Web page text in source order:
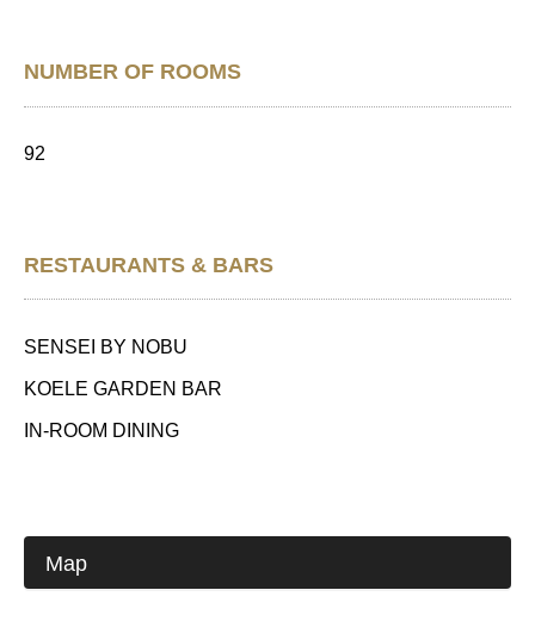
NUMBER OF ROOMS
92
RESTAURANTS & BARS
SENSEI BY NOBU
KOELE GARDEN BAR
IN-ROOM DINING
Map